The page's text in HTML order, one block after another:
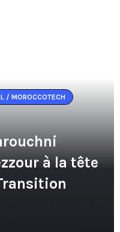
/ MOROCCOTECH
à la tête